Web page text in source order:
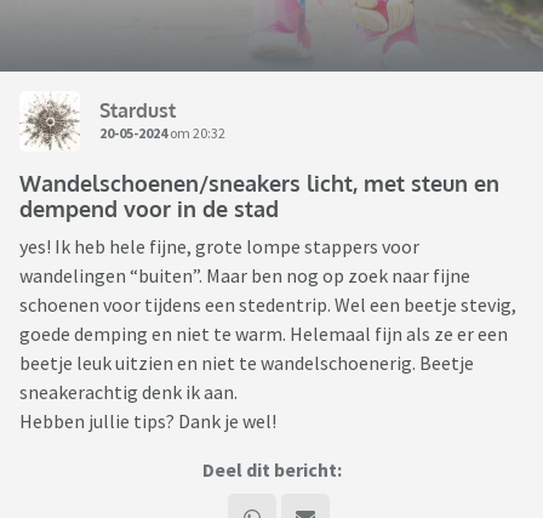
Stardust
20-05-2024om 20:32
Wandelschoenen/sneakers licht, met steun en
dempend voor in de stad
yes! Ik heb hele fijne, grote lompe stappers voor
wandelingen “buiten”. Maar ben nog op zoek naar fijne
schoenen voor tijdens een stedentrip. Wel een beetje stevig,
goede demping en niet te warm. Helemaal fijn als ze er een
beetje leuk uitzien en niet te wandelschoenerig. Beetje
sneakerachtig denk ik aan.
Hebben jullie tips? Dank je wel!
Deel dit bericht: